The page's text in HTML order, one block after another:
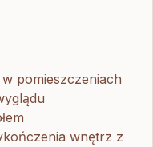
pomieszczeniach
wnętrz z